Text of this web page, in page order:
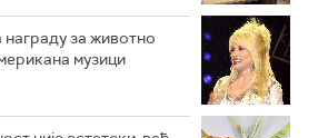
за животно
музици